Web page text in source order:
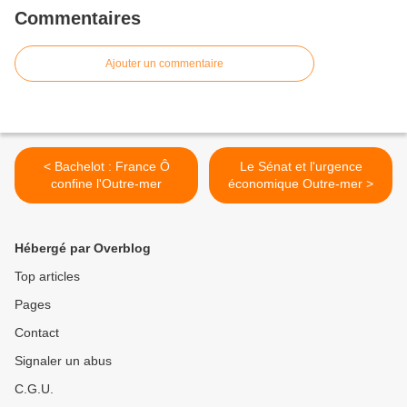
Commentaires
Ajouter un commentaire
< Bachelot : France Ô
confine l'Outre-mer
Le Sénat et l'urgence
économique Outre-mer >
Hébergé par Overblog
Top articles
Pages
Contact
Signaler un abus
C.G.U.